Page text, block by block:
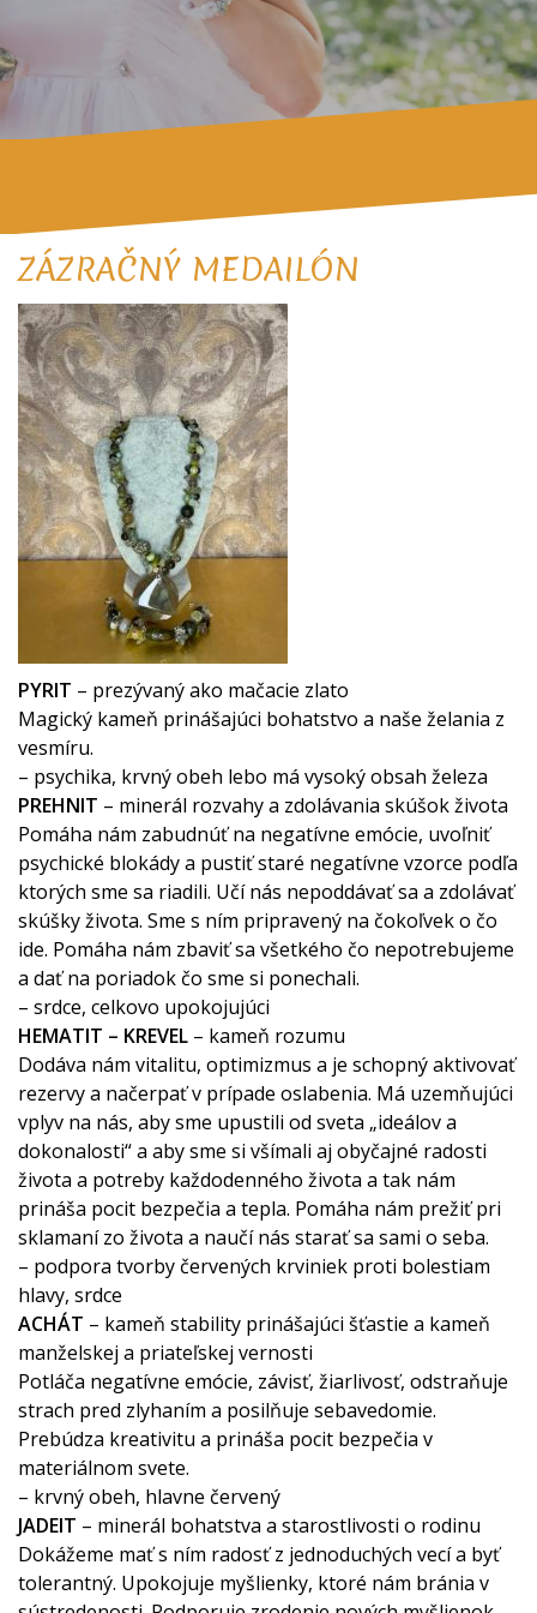
ZÁZRAČNÝ MEDAILÓN
PYRIT – prezývaný ako mačacie zlato
Magický kameň prinášajúci bohatstvo a naše želania z
vesmíru.
– psychika, krvný obeh lebo má vysoký obsah železa
PREHNIT – minerál rozvahy a zdolávania skúšok života
Pomáha nám zabudnúť na negatívne emócie, uvoľniť
psychické blokády a pustiť staré negatívne vzorce podľa
ktorých sme sa riadili. Učí nás nepoddávať sa a zdolávať
skúšky života. Sme s ním pripravený na čokoľvek o čo
ide. Pomáha nám zbaviť sa všetkého čo nepotrebujeme
a dať na poriadok čo sme si ponechali.
– srdce, celkovo upokojujúci
HEMATIT – KREVEL – kameň rozumu
Dodáva nám vitalitu, optimizmus a je schopný aktivovať
rezervy a načerpať v prípade oslabenia. Má uzemňujúci
vplyv na nás, aby sme upustili od sveta „ideálov a
dokonalosti“ a aby sme si všímali aj obyčajné radosti
života a potreby každodenného života a tak nám
prináša pocit bezpečia a tepla. Pomáha nám prežiť pri
sklamaní zo života a naučí nás starať sa sami o seba.
– podpora tvorby červených krviniek proti bolestiam
hlavy, srdce
ACHÁT – kameň stability prinášajúci šťastie a kameň
manželskej a priateľskej vernosti
Potláča negatívne emócie, závisť, žiarlivosť, odstraňuje
strach pred zlyhaním a posilňuje sebavedomie.
Prebúdza kreativitu a prináša pocit bezpečia v
materiálnom svete.
– krvný obeh, hlavne červený
JADEIT – minerál bohatstva a starostlivosti o rodinu
Dokážeme mať s ním radosť z jednoduchých vecí a byť
tolerantný. Upokojuje myšlienky, ktoré nám bránia v